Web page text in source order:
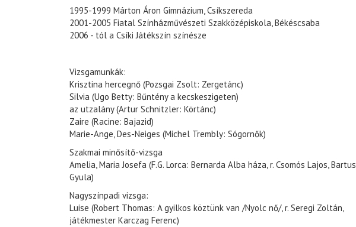
1995-1999 Márton Áron Gimnázium, Csíkszereda
2001-2005 Fiatal Színházművészeti Szakközépiskola, Békéscsaba
2006 - tól a Csíki Játékszín színésze
Vizsgamunkák:
Krisztina hercegnő (Pozsgai Zsolt: Zergetánc)
Silvia (Ugo Betty: Bűntény a kecskeszigeten)
az utzalány (Artur Schnitzler: Körtánc)
Zaire (Racine: Bajazid)
Marie-Ange, Des-Neiges (Michel Trembly: Sógornők)
Szakmai minősítő-vizsga
Amelia, Maria Josefa (F.G. Lorca: Bernarda Alba háza, r. Csomós Lajos, Bartus
Gyula)
Nagyszínpadi vizsga:
Luise (Robert Thomas: A gyilkos köztünk van /Nyolc nő/, r. Seregi Zoltán,
játékmester Karczag Ferenc)